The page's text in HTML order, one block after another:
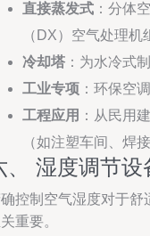
直接蒸发式 ：分体
（DX）空气处理机
冷却塔 ：为水冷式
工业专项 ：环保空
工程应用 ：从民用
（如注塑车间、焊
、 湿度调节设
控制空气湿度对于舒
重要。